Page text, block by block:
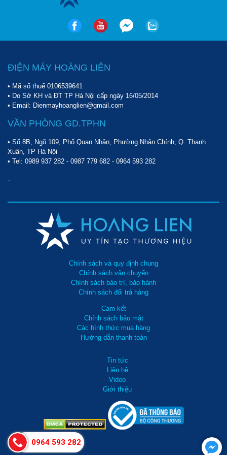
Có thể thấy, sản phẩm bình bọt tuyết này được bán trên thị
dưỡng xe chuyên nghiệp có thể đầu tư để sử dụng.
Độ bền cao
Sản phẩm được làm từ chất liệu inox, có khả năng chống ăn
mòn, han gỉ hiệu quả. Bình có dung tích lên đến 40 lít, giúp mang
lại sự thuận tiện trong việc định lượng được việc pha chế dung
dịch để tạo bọt.
Hướng dẫn sử dụng bình tạo bọt DENKO-003
Có thể thấy, sản phẩm bình tạo bọt inox DENKO được sử dụng
rộng rãi trong dịch vụ rửa xe ô tô, xe máy hiện nay. Việc sử dụng
phẩm cũng khá dễ dàng với các bước như sau:
Bước 1: bạn cần pha dung dịch tẩy rửa vào trong bình với tỉ lệ : 1
ĐIỆN MÁY HOÀNG LIÊN
• Mã số thuế 0106539641
• Do Sở KH và ĐT TP Hà Nội cấp ngày 16/05/2014
• Email: Dienmayhoanglien@gmail.com
VĂN PHÒNG GD.TPHN
• Số 8B, Ngõ 109, Phố Quan Nhân, Phường Nhân Chính, Q. Thanh
Xuân, TP Hà Nội
• Tel: 0989 937 282 - 0987 779 682 - 0964 593 282
-
Chính sách và quy định chung
Chính sách vận chuyển
Chính sách bảo trì, bảo hành
Chính sách đổi trả hàng
Cam kết
Chính sách bảo mật
Các hình thức mua hàng
Hướng dẫn thanh toán
Tin tức
Liên hệ
Video
Giới thiệu
0964 593 282